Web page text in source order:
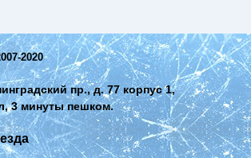
2020
пр., д. 77 корпус 1,
3 минуты пешком.